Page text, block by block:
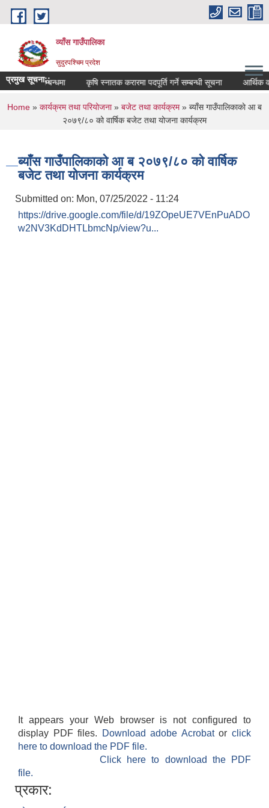
Skip to main content
व्याँस गाउँपालिका
सुदुरपश्चिम प्रदेश
प्रमुख सूचना::
सहमती सम्बन्धमा कृषि स्नातक करारमा पदपूर्ति गर्ने सम्बन्धी सूचना आर्थिक
You are here
Home » कार्यक्रम तथा परियोजना» बजेट तथा कार्यक्रम» ब्याँस गाउँपालिकाकाे आ ब‍
२०७९/८० को वार्षिक बजेट तथा योजना कार्यक्रम
ब्याँस गाउँपालिकाकाे आ ब‍ २०७९/८० को वार्षिक
बजेट तथा योजना कार्यक्रम
Submitted on: Mon, 07/25/2022 - 11:24
https://drive.google.com/file/d/19ZOpeUE7VEnPuADO
w2NV3KdDHTLbmcNp/view?u...
It appears your Web browser is not configured to
display PDF files.
Download adobe Acrobatorclick
here to download the PDF file.
Click here to download the PDF
file.
प्रकार: